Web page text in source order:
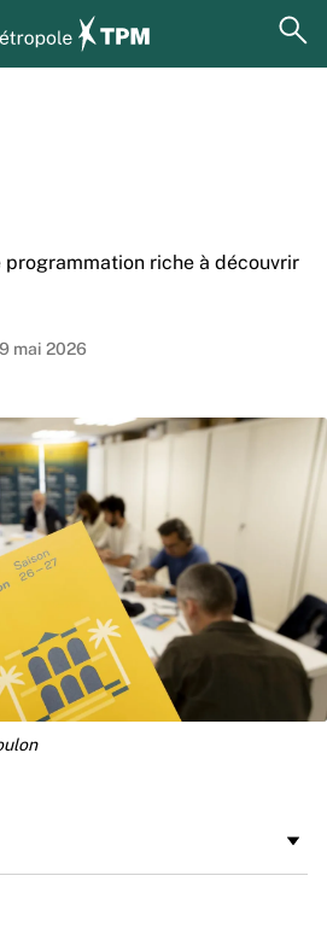
programmation riche à découvrir
mai 2026